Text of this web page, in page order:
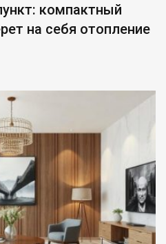
компактный
на себя отопление